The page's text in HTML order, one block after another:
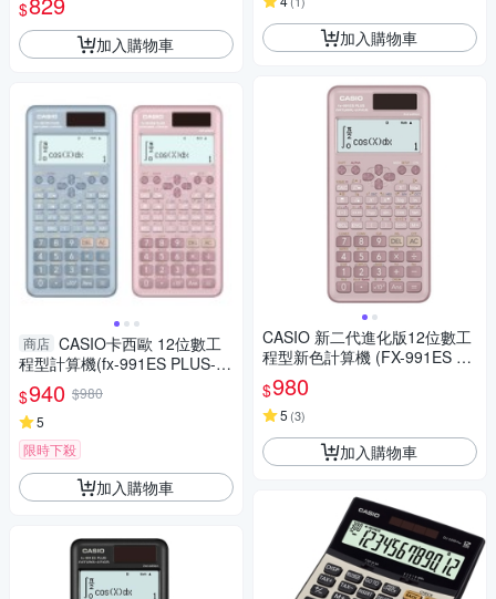
$
加入購物車
商店 CASIO卡西歐 12位數工
程型計算機(fx-991ES PLUS-2)
-藍/藕粉
$940 $980
5
限時下殺
加入購物車
加入購物車
CASIO 新二代進化版12位數工
程型新色計算機 (FX-991ES PL
US-2-PK)莫蘭迪藕粉紅色
$980
5 (3)
加入購物車